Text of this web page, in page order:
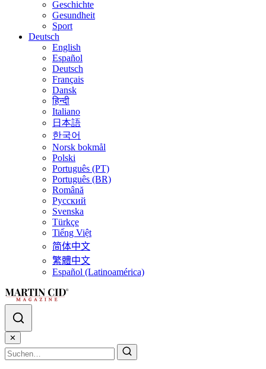
Geschichte
Gesundheit
Sport
Deutsch
English
Español
Deutsch
Français
Dansk
हिन्दी
Italiano
日本語
한국어
Norsk bokmål
Polski
Português (PT)
Português (BR)
Română
Русский
Svenska
Türkçe
Tiếng Việt
简体中文
繁體中文
Español (Latinoamérica)
✕